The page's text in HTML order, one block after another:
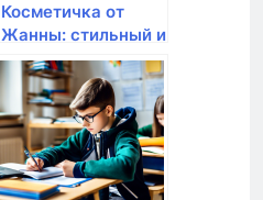
Косметичка от
Жанны: стильный и
удобный
аксессуар для
каждой женщины